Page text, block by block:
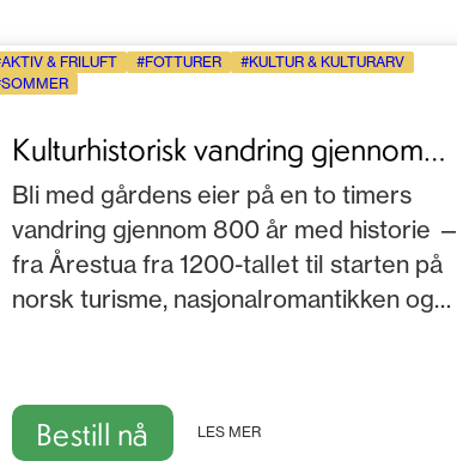
AKTIV & FRILUFT FOTTURER
KULTUR & KULTURARV
SOMMER
Kulturhistorisk vandring gjennom
århundrer i Telemark
Bli med gårdens eier på en to timers
vandring gjennom 800 år med historie —
fra Årestua fra 1200-tallet til starten på
norsk turisme, nasjonalromantikken og
Bestill nå LES MER